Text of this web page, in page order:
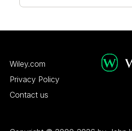
Wiley.com
Privacy Policy
Contact us